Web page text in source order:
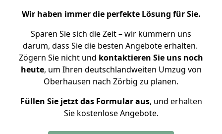
Wir haben immer die perfekte Lösung für Sie.
Sparen Sie sich die Zeit – wir kümmern uns
darum, dass Sie die besten Angebote erhalten.
Zögern Sie nicht und kontaktieren Sie uns noch
heute, um Ihren deutschlandweiten Umzug von
Oberhausen nach Zörbig zu planen.
Füllen Sie jetzt das Formular aus, und erhalten
Sie kostenlose Angebote.